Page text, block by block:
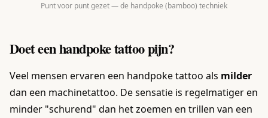
Punt voor punt gezet — de handpoke (bamboo) techniek
Doet een handpoke tattoo pijn?
Veel mensen ervaren een handpoke tattoo als milder
dan een machinetattoo. De sensatie is regelmatiger en
minder "schurend" dan het zoemen en trillen van een